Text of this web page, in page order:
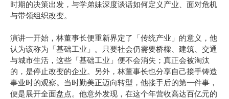
时期的决策出发，与学弟妹深度谈话如何定义产业、面对危机
与带领组织改变。
演讲一开始，林董事长便重新界定了「传统产业」的意义，他
认为该称为「基础工业」。只要社会仍需要桥樑、建筑、交通
与城市生活，这些「基础工业」便不会消失；真正会被淘汰
的，是停止改变的企业。另外，林董事长也分享自己接手铸造
事业时的观察。当时勤美正迈向转型，他接手后的第一件事，
便是展开全面盘点。他意外发现，在这个年营收高达百亿元的